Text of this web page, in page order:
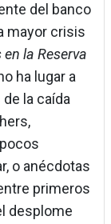
del banco
mayor crisis
la Reserva
ha lugar a
la caída
o anécdotas
primeros
desplome